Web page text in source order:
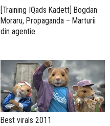
[Training IQads Kadett] Bogdan
Moraru, Propaganda – Marturii
din agentie
Best virals 2011